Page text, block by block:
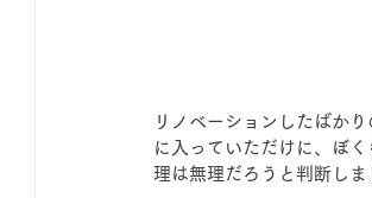
リノベーションしたばか
に入っていただけに、ぼ
理は無理だろうと判断しま